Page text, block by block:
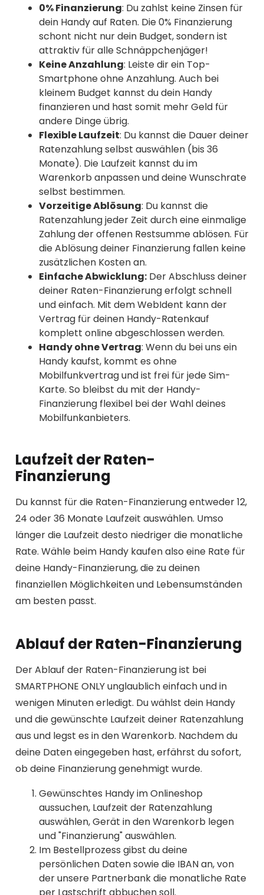
0% Finanzierung: Du zahlst keine Zinsen für
dein Handy auf Raten. Die 0% Finanzierung
schont nicht nur dein Budget, sondern ist
attraktiv für alle Schnäppchenjäger!
Keine Anzahlung: Leiste dir ein Top-
Smartphone ohne Anzahlung. Auch bei
kleinem Budget kannst du dein Handy
finanzieren und hast somit mehr Geld für
andere Dinge übrig.
Flexible Laufzeit: Du kannst die Dauer deiner
Ratenzahlung selbst auswählen (bis 36
Monate). Die Laufzeit kannst du im
Warenkorb anpassen und deine Wunschrate
selbst bestimmen.
Vorzeitige Ablösung: Du kannst die
Ratenzahlung jeder Zeit durch eine einmalige
Zahlung der offenen Restsumme ablösen. Für
die Ablösung deiner Finanzierung fallen keine
zusätzlichen Kosten an.
Einfache Abwicklung: Der Abschluss deiner
deiner Raten-Finanzierung erfolgt schnell
und einfach. Mit dem WebIdent kann der
Vertrag für deinen Handy-Ratenkauf
komplett online abgeschlossen werden.
Handy ohne Vertrag: Wenn du bei uns ein
Handy kaufst, kommt es ohne
Mobilfunkvertrag und ist frei für jede Sim-
Karte. So bleibst du mit der Handy-
Finanzierung flexibel bei der Wahl deines
Mobilfunkanbieters.
Laufzeit der Raten-
Finanzierung
Du kannst für die Raten-Finanzierung entweder 12,
24 oder 36 Monate Laufzeit auswählen. Umso
länger die Laufzeit desto niedriger die monatliche
Rate. Wähle beim Handy kaufen also eine Rate für
deine Handy-Finanzierung, die zu deinen
finanziellen Möglichkeiten und Lebensumständen
am besten passt.
Ablauf der Raten-Finanzierung
Der Ablauf der Raten-Finanzierung ist bei
SMARTPHONE ONLY unglaublich einfach und in
wenigen Minuten erledigt. Du wählst dein Handy
und die gewünschte Laufzeit deiner Ratenzahlung
aus und legst es in den Warenkorb. Nachdem du
deine Daten eingegeben hast, erfährst du sofort,
ob deine Finanzierung genehmigt wurde.
Gewünschtes Handy im Onlineshop
aussuchen, Laufzeit der Ratenzahlung
auswählen, Gerät in den Warenkorb legen
und "Finanzierung" auswählen.
Im Bestellprozess gibst du deine
persönlichen Daten sowie die IBAN an, von
der unsere Partnerbank die monatliche Rate
per Lastschrift abbuchen soll.